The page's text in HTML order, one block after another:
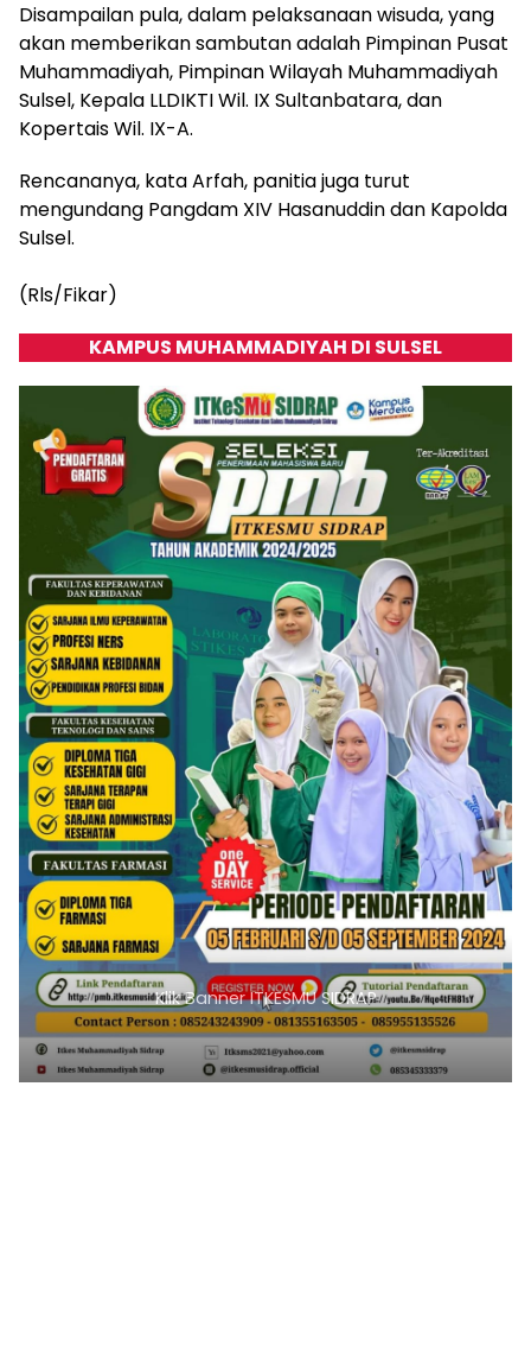
Disampailan pula, dalam pelaksanaan wisuda, yang
akan memberikan sambutan adalah Pimpinan Pusat
Muhammadiyah, Pimpinan Wilayah Muhammadiyah
Sulsel, Kepala LLDIKTI Wil. IX Sultanbatara, dan
Kopertais Wil. IX-A.
Rencananya, kata Arfah, panitia juga turut
mengundang Pangdam XIV Hasanuddin dan Kapolda
Sulsel.
(Rls/Fikar)
KAMPUS MUHAMMADIYAH DI SULSEL
Klik Banner ITKESMU SIDRAP